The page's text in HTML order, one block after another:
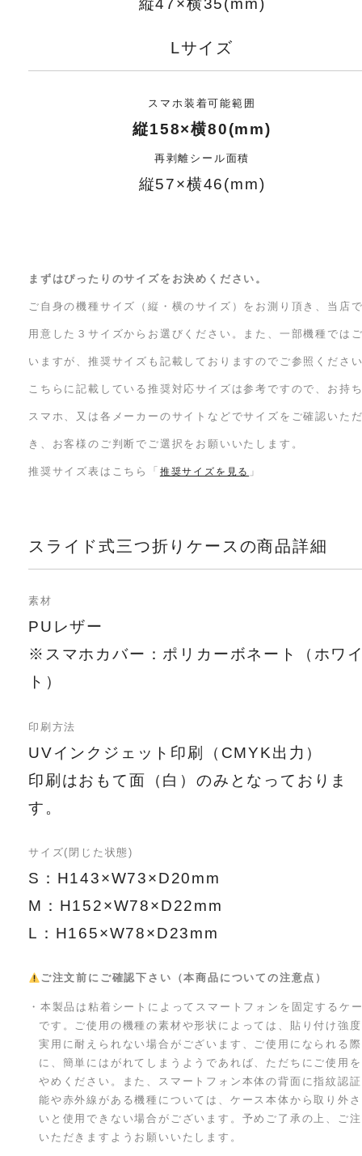
Lサイズ
スマホ装着可能範囲
縦158×横80(mm)
再剥離シール面積
縦57×横46(mm)
まずはぴったりのサイズをお決めください。
ご自身の機種サイズ（縦・横のサイズ）をお測り頂き、当店
用意した３サイズからお選びください。また、一部機種では
いますが、推奨サイズも記載しておりますのでご参照くださ
こちらに記載している推奨対応サイズは参考ですので、お持
スマホ、又は各メーカーのサイトなどでサイズをご確認いた
き、お客様のご判断でご選択をお願いいたします。
推奨サイズ表はこちら「 推奨サイズを見る 」
スライド式三つ折りケースの商品詳細
素材
PUレザー
※スマホカバー：ポリカーボネート（ホワ
ト）
印刷方法
UVインクジェット印刷（CMYK出力）
印刷はおもて面（白）のみとなっておりま
す。
サイズ(閉じた状態)
S：H143×W73×D20mm
M：H152×W78×D22mm
L：H165×W78×D23mm
ご注文前にご確認下さい（本商品についての注意点）
・本製品は粘着シートによってスマートフォンを固定するケ
です。ご使用の機種の素材や形状によっては、貼り付け強
実用に耐えられない場合がございます、ご使用になられる際
に、簡単にはがれてしまうようであれば、ただちにご使用
やめください。また、スマートフォン本体の背面に指紋認
能や赤外線がある機種については、ケース本体から取り外
いと使用できない場合がございます。予めご了承の上、ご
いただきますようお願いいたします。